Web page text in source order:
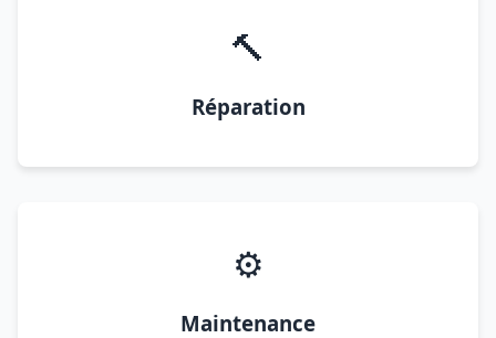
🔨
Réparation
⚙️
Maintenance